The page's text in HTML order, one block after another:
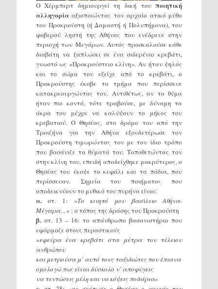
Ο Χέρμπερτ δημιουργεί τη δική τουποιητική
αλληγορίααξιοποιώντας τον αρχαίο ατικό μύθο
του Προκρούστη (ή Δαμαστή ή Πολυπήμονα), του
φοβερού ληστή της Αθήνας που ενέδρευε στην
περιοχή των Μεγάρων. Αυτός προσκαλούσε κάθε
διαβάτη να ξαπλώσει σε ένα σιδερένιο κρεβάτι,
γνωστό ως «Προκρούστειο κλίνη». Αν ήταν ψηλός
και το σώμα του εξείχε από το κρεβάτι, ο
Προκρούστης έκοβε το τμήμα που περίσσευε
κατακρεουργώντας τον. Αντιθέτως, αν το θύμα
ήταν πιο κοντό, τότε τραβούσε, με δύναμη τα
άκρα του μέχρι να καλύψουν το μήκος του
κρεβατιού. Ο Θησέας, στο δρόμο του από την
Τροιζήνα για την Αθήνα εξουδετέρωσε τον
Προκρούστη τιμωρώντας τον με τον ίδιο τρόπο
που βασάνιζε τα θύματά του. Τοποθετώντας τον
στην κλίνη του, επειδή αποδείχθηκε μακρύτερος, ο
Θησέας του έκοψε το κεφάλι και τα πόδια, που
περίσσευαν. Σημεία του ποιήματος που
αποδεικνύουν το μυθικό του πυρήνα είναι:
α.στ. 1: «Το κινητό μου βασίλειο Αθήνα-
Μέγαρα…» : ο τόπος της δράσης του Προκρούστη
β.στ. 13 – 16: το απάνθρωπο βασανιστήριο που
εφάρμοζε στους περαστικούς
«εφεύρα ένα κρεβάτι στα μέτρα του τέλειου
ανθρώπου
και μετρούσα μ’ αυτό τους ταξιδιώτες που έπιανα
ομολογώ πως είναι δύσκολο ν’ αποφύγεις
να τεντώσεις μέλη και να κόψεις ποδάρια»